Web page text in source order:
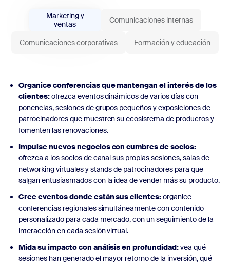
Marketing y
ventas
Comunicaciones internas
Comunicaciones corporativas Formación y educación
Organice conferencias que mantengan el interés de los
clientes:ofrezca eventos dinámicos de varios días con
ponencias, sesiones de grupos pequeños y exposiciones de
patrocinadores que muestren su ecosistema de productos y
fomenten las renovaciones.
Impulse nuevos negocios con cumbres de socios:
ofrezca a los socios de canal sus propias sesiones, salas de
networking virtuales y stands de patrocinadores para que
salgan entusiasmados con la idea de vender más su producto.
Cree eventos donde están sus clientes:organice
conferencias regionales simultáneamente con contenido
personalizado para cada mercado, con un seguimiento de la
interacción en cada sesión virtual.
Mida su impacto con análisis en profundidad:vea qué
sesiones han generado el mayor retorno de la inversión, qué